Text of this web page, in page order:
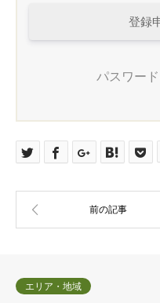
登録
パスワー
エリア・地域